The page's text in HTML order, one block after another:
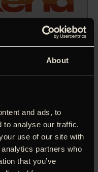
About
and ads, to
to analyse our traffic.
use of our site with
partners who
that you’ve
ikke i luften,